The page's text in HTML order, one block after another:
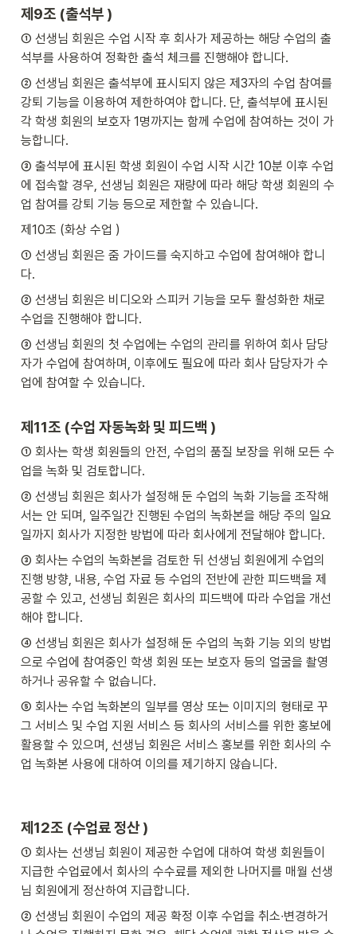
제9조 (출석부 )
① 선생님 회원은 수업 시작 후 회사가 제공하는 해당 수업의 출
석부를 사용하여 정확한 출석 체크를 진행해야 합니다.
② 선생님 회원은 출석부에 표시되지 않은 제3자의 수업 참여를
강퇴 기능을 이용하여 제한하여야 합니다. 단, 출석부에 표시된
각 학생 회원의 보호자 1명까지는 함께 수업에 참여하는 것이 가
능합니다.
③ 출석부에 표시된 학생 회원이 수업 시작 시간 10분 이후 수업
에 접속할 경우, 선생님 회원은 재량에 따라 해당 학생 회원의 수
업 참여를 강퇴 기능 등으로 제한할 수 있습니다.
제10조 (화상 수업 )
① 선생님 회원은 줌 가이드를 숙지하고 수업에 참여해야 합니
다.
② 선생님 회원은 비디오와 스피커 기능을 모두 활성화한 채로
수업을 진행해야 합니다.
③ 선생님 회원의 첫 수업에는 수업의 관리를 위하여 회사 담당
자가 수업에 참여하며, 이후에도 필요에 따라 회사 담당자가 수
업에 참여할 수 있습니다.
제11조 (수업 자동녹화 및 피드백 )
① 회사는 학생 회원들의 안전, 수업의 품질 보장을 위해 모든 수
업을 녹화 및 검토합니다.
② 선생님 회원은 회사가 설정해 둔 수업의 녹화 기능을 조작해
서는 안 되며, 일주일간 진행된 수업의 녹화본을 해당 주의 일요
일까지 회사가 지정한 방법에 따라 회사에게 전달해야 합니다.
③ 회사는 수업의 녹화본을 검토한 뒤 선생님 회원에게 수업의
진행 방향, 내용, 수업 자료 등 수업의 전반에 관한 피드백을 제
공할 수 있고, 선생님 회원은 회사의 피드백에 따라 수업을 개선
해야 합니다.
④ 선생님 회원은 회사가 설정해 둔 수업의 녹화 기능 외의 방법
으로 수업에 참여중인 학생 회원 또는 보호자 등의 얼굴을 촬영
하거나 공유할 수 없습니다.
⑤ 회사는 수업 녹화본의 일부를 영상 또는 이미지의 형태로 꾸
그 서비스 및 수업 지원 서비스 등 회사의 서비스를 위한 홍보에
활용할 수 있으며, 선생님 회원은 서비스 홍보를 위한 회사의 수
업 녹화본 사용에 대하여 이의를 제기하지 않습니다.
제12조 (수업료 정산 )
① 회사는 선생님 회원이 제공한 수업에 대하여 학생 회원들이
지급한 수업료에서 회사의 수수료를 제외한 나머지를 매월 선생
님 회원에게 정산하여 지급합니다.
② 선생님 회원이 수업의 제공 확정 이후 수업을 취소∙변경하거